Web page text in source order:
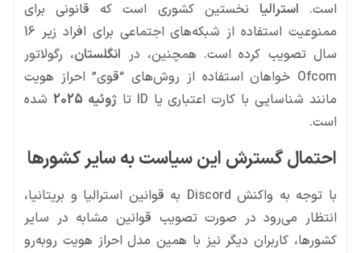
است. استرالیا نخستین کشوری است که قانونی برای
ممنوعیت استفاده از شبکه‌های اجتماعی برای افراد زیر 16
سال تصویب کرده است. همچنین، در انگلستان، رگولاتور
Ofcom خواهان استفاده از روش‌های “قوی” احراز هویت
مانند شناسایی با کارت اعتباری یا ID تا
ژوئیه 2025
شده
است.
احتمال گسترش این سیاست به سایر کشورها
با توجه به واکنش Discord به قوانین استرالیا و بریتانیا،
انتظار می‌رود در صورت تصویب قوانین مشابه در سایر
کشورها، کاربران دیگر نیز با همین مدل احراز هویت روبه‌رو